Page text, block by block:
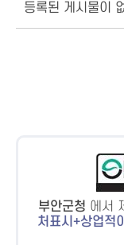
등록된 게시물이
부안군청 에서
처표시+상업적